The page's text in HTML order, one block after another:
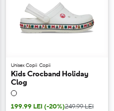
Unisex Copii Copii
Kids Crocband Holiday
Clog
199.99 LEI (-20%)249.99 LEI